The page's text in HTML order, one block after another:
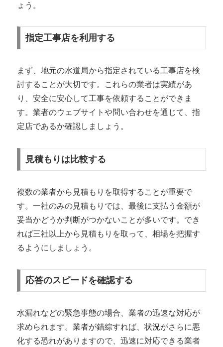
ょう。
指定工事店を利用する
まず、地元の水道局から指定されている工事店を検
討することが大切です。これらの業者は実績があ
り、安全に安心して工事を依頼することができま
す。業者のウェブサイトや問い合わせを通じて、指
定店であるか確認しましょう。
見積もりは比較する
複数の業者から見積もりを取得することが重要で
す。一社のみの見積もりでは、最後に支払う金額が
妥当かどうか判断がつかないことが多いです。でき
れば三社以上から見積もりを取って、相場を把握す
るようにしましょう。
応答のスピードを確認する
水漏れなどの緊急事態の場合、業者の迅速な対応が
求められます。業者が錯綜すれば、状況がさらに悪
化する恐れがありますので、迅速に対応できる業者